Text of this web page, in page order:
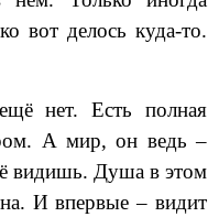
вот делось куда-то.
нет. Есть полная
А мир, он ведь –
видишь. Душа в этом
И впервые – видит